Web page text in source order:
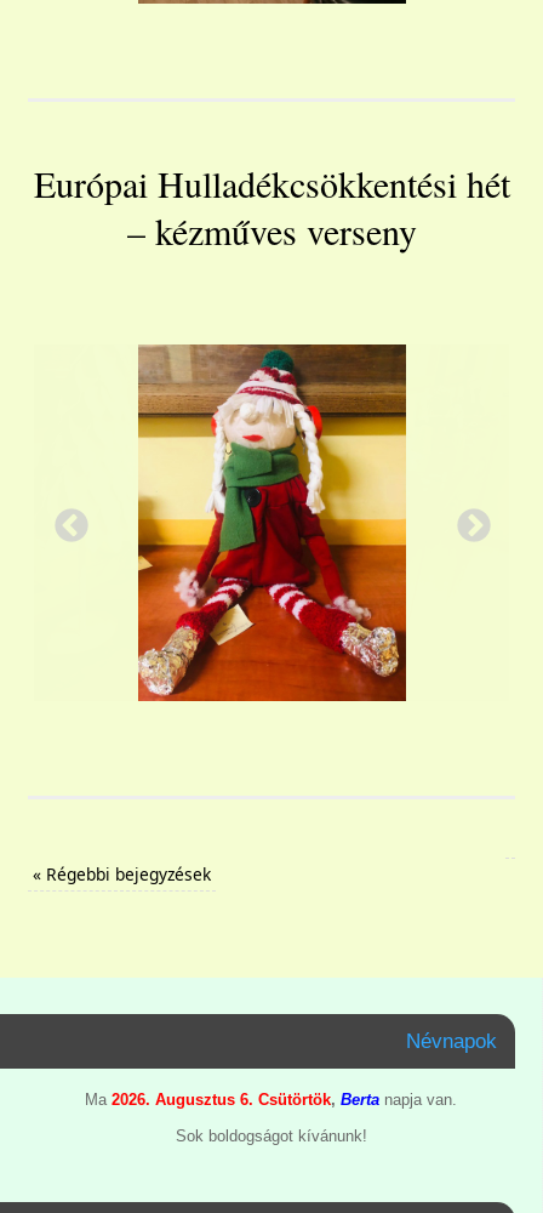
Európai Hulladékcsökkentési hét
– kézműves verseny
«Régebbi bejegyzések
Névnapok
Ma 2026. Augusztus 6. Csütörtök, Berta napja van.
Sok boldogságot kívánunk!